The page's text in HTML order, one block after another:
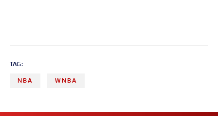
TAG:
NBA WNBA